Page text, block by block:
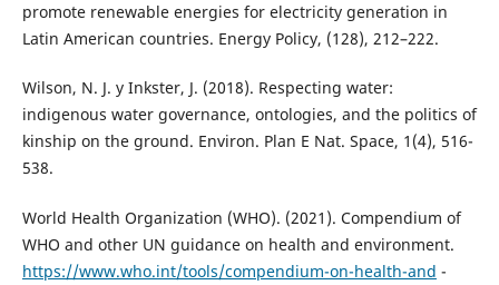
promote renewable energies for electricity generation in
Latin American countries. Energy Policy, (128), 212–222.
Wilson, N. J. y Inkster, J. (2018). Respecting water:
indigenous water governance, ontologies, and the politics of
kinship on the ground. Environ. Plan E Nat. Space, 1(4), 516-
538.
World Health Organization (WHO). (2021). Compendium of
WHO and other UN guidance on health and environment.
https://www.who.int/tools/compendium-on-health-and -